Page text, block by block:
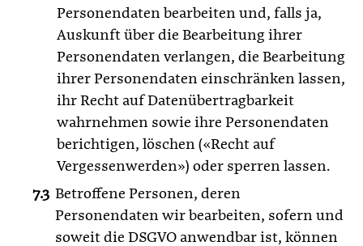
Personendaten bearbeiten und, falls ja,
Auskunft über die Bearbeitung ihrer
Personendaten verlangen, die Bearbeitung
ihrer Personendaten einschränken lassen,
ihr Recht auf Datenübertragbarkeit
wahrnehmen sowie ihre Personendaten
berichtigen, löschen («Recht auf
Vergessenwerden») oder sperren lassen.
Betroffene Personen, deren
Personendaten wir bearbeiten, sofern und
soweit die DSGVO anwendbar ist, können